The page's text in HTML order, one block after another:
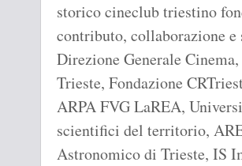
storico cineclub triestino
contributo, collaborazione
Direzione Generale
Trieste, Fondazione
ARPA FVG LaREA,
scientifici del territorio,
Astronomico di Trieste, IS